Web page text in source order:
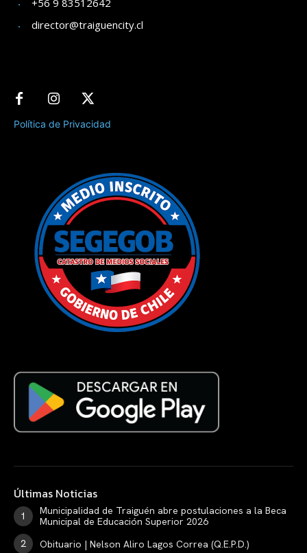
director@traiguencity.cl
Política de Privacidad
Últimas Noticias
Municipalidad de Traiguén abre postulaciones a la Beca
Municipal de Educación Superior 2026
Obituario | Nelson Aliro Lagos Correa (Q.E.P.D.)